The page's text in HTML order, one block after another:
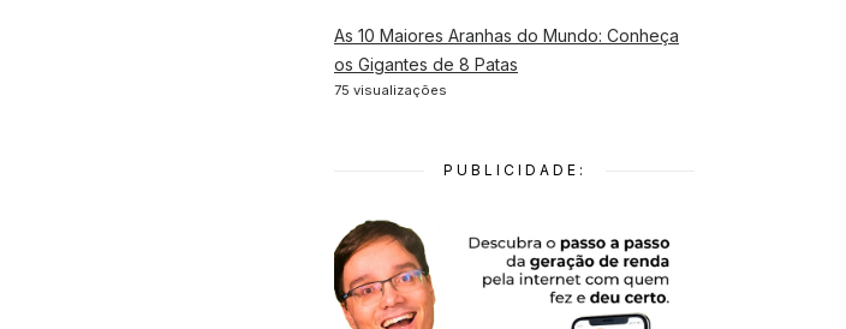
As 10 Maiores Aranhas do Mundo: Conheça
os Gigantes de 8 Patas
75 visualizações
PUBLICIDADE: